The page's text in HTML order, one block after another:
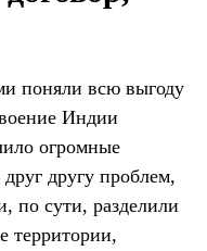
поняли всю выгоду
Индии
огромные
другу проблем,
по сути, разделили
территории,